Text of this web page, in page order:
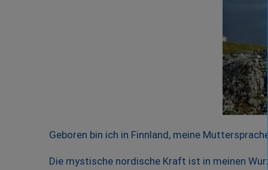
Geboren bin ich in Finnland, meine
Die mystische nordische Kraft ist in meinen